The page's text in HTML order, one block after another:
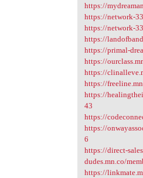
https://
https://network-
https://network-
https://
https://primal-
https://
https://
https://
https://
43
https://
https://
6
https://direct-
dudes.mn.co/
https://